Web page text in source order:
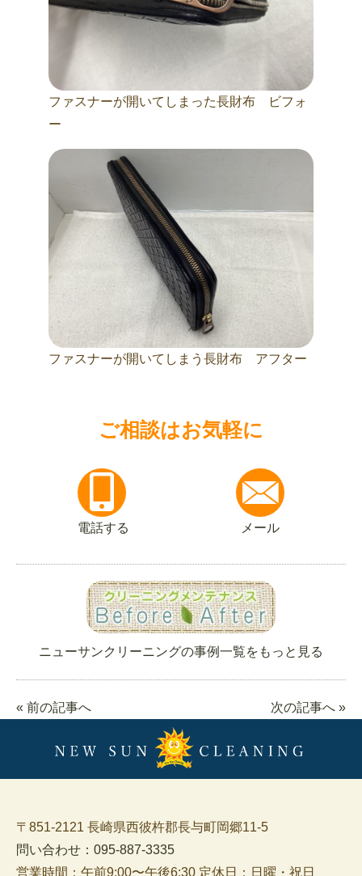
ファスナーが開いてしまった長財布 ビフォ
ー
ファスナーが開いてしまう長財布 アフター
ご相談はお気軽に
電話する メール
ニューサンクリーニングの事例一覧をもっと見る
« 前の記事へ 次の記事へ »
〒851-2121 長崎県西彼杵郡長与町岡郷11-5
問い合わせ：095-887-3335
営業時間：午前9:00〜午後6:30 定休日：日曜・祝日